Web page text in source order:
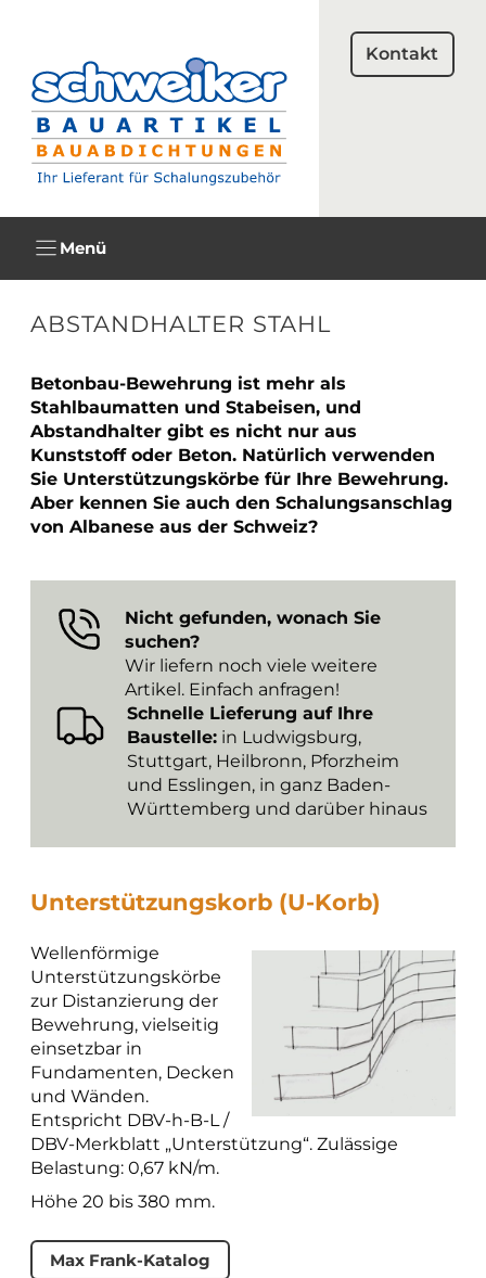
Kontakt
Menü
ABSTANDHALTER STAHL
Betonbau-Bewehrung ist mehr als
Stahlbaumatten und Stabeisen, und
Abstandhalter gibt es nicht nur aus
Kunststoff oder Beton. Natürlich verwenden
Sie Unterstützungskörbe für Ihre Bewehrung.
Aber kennen Sie auch den Schalungsanschlag
von Albanese aus der Schweiz?
Nicht gefunden, wonach Sie
suchen?
Wir liefern noch viele weitere
Artikel. Einfach anfragen!
Schnelle Lieferung auf Ihre
Baustelle: in Ludwigsburg,
Stuttgart, Heil­bronn, Pforzheim
und Esslingen, in ganz Baden-
Württem­berg und darüber hinaus
Unterstützungskorb (U-Korb)
Wellenförmige
Unterstützungskörbe
zur Distanzierung der
Bewehrung, vielseitig
einsetzbar in
Fundamenten, Decken
und Wänden.
Entspricht DBV-h-B-L /
DBV-Merkblatt „Unterstützung“. Zulässige
Belastung: 0,67 kN/m.
Höhe 20 bis 380 mm.
Max Frank-Katalog